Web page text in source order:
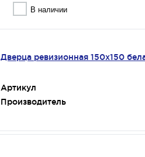
В наличии
Дверца ревизионная 150х150
Артикул
Производитель